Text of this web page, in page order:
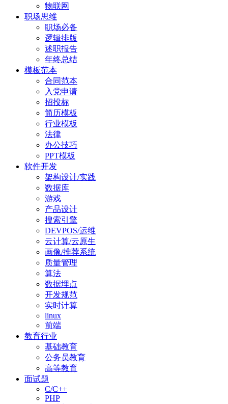
物联网
职场思维
职场必备
逻辑排版
述职报告
年终总结
模板范本
合同范本
入党申请
招投标
简历模板
行业模板
法律
办公技巧
PPT模板
软件开发
架构设计/实践
数据库
游戏
产品设计
搜索引擎
DEVPOS/运维
云计算/云原生
画像/推荐系统
质量管理
算法
数据埋点
开发规范
实时计算
linux
前端
教育行业
基础教育
公务员教育
高等教育
面试题
C/C++
PHP